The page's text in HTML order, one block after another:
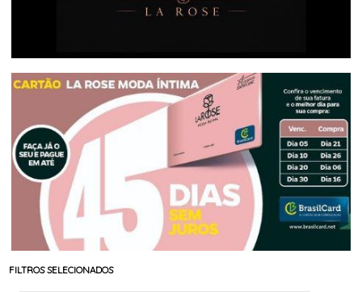
FILTROS SELECIONADOS